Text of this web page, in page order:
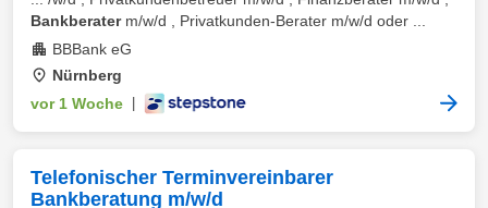
Bankberaterm/w/d , Privatkunden-Berater m/w/d oder ...
BBBank eG
Nürnberg
vor 1 Woche
Telefonischer Terminvereinbarer
Bankberatung m/w/d